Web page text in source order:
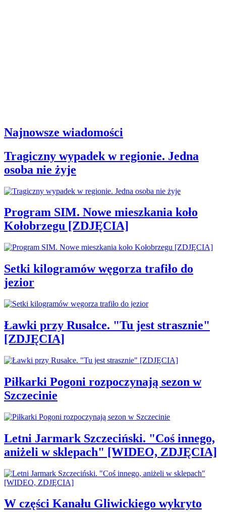
Najnowsze wiadomości
Tragiczny wypadek w regionie. Jedna
osoba nie żyje
Program SIM. Nowe mieszkania koło
Kołobrzegu [ZDJĘCIA]
Setki kilogramów węgorza trafiło do
jezior
Ławki przy Rusałce. "Tu jest strasznie"
[ZDJĘCIA]
Piłkarki Pogoni rozpoczynają sezon w
Szczecinie
Letni Jarmark Szczeciński. "Coś innego,
aniżeli w sklepach" [WIDEO, ZDJĘCIA]
W części Kanału Gliwickiego wykryto